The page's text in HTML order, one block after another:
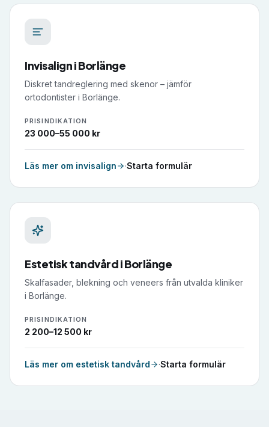
InvisaligniBorlänge
Diskret tandreglering med skenor – jämför
ortodontister i Borlänge.
PRISINDIKATION
23 000–55 000 kr
Läs mer om invisalign ·Starta formulär
Estetisk tandvårdiBorlänge
Skalfasader, blekning och veneers från utvalda kliniker
i Borlänge.
PRISINDIKATION
2 200–12 500 kr
Läs mer om estetisk tandvård ·Starta formulär